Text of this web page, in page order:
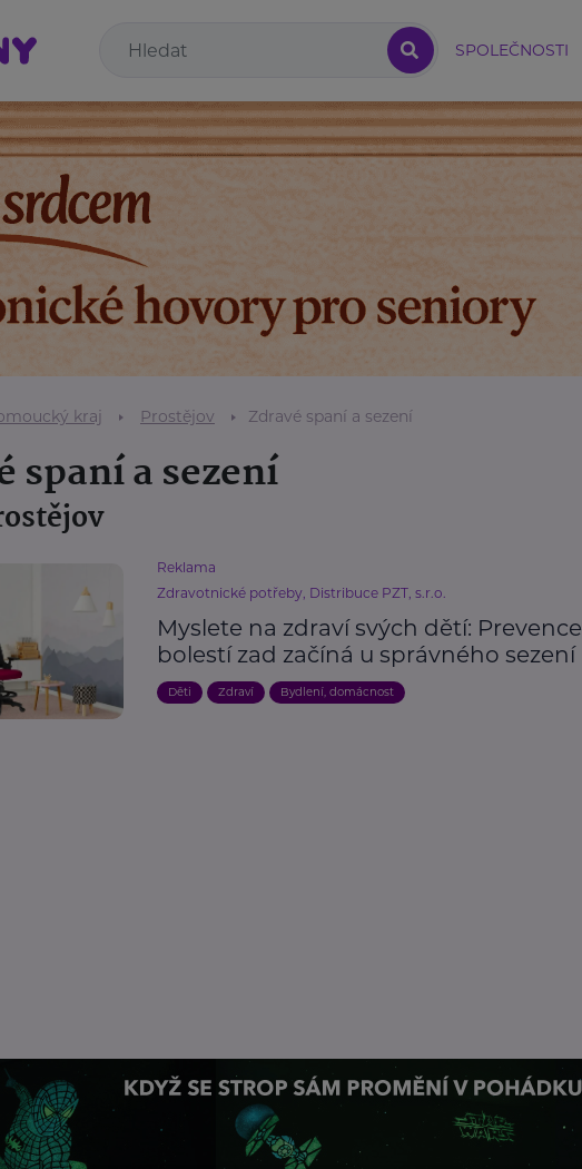
SPOLEČNOSTI
kraj Prostějov Zdravé spaní a sezení
spaní a sezení
Reklama
Zdravotnické potřeby, Distribuce PZT, s.r.o.
Myslete na zdraví svých dětí: Prevence
bolestí zad začíná u správného sezení
Děti Zdraví Bydlení, domácnost